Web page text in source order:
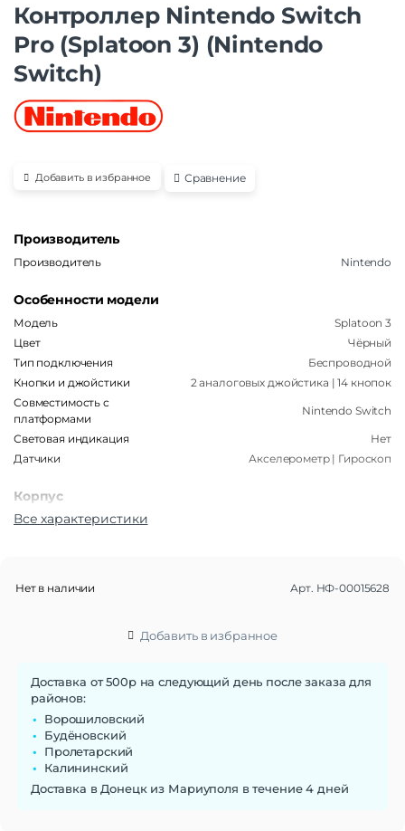
Контроллер Nintendo Switch
Pro (Splatoon 3) (Nintendo
Switch)
Добавить в избранное Сравнение
Производитель
Производитель Nintendo
Особенности модели
Модель
Splatoon 3
Цвет
Чёрный
Тип подключения
Беспроводной
Кнопки и джойстики
2 аналоговых джойстика | 14 кнопок
Совместимость с
платформами
Nintendo Switch
Световая индикация
Нет
Датчики
Акселерометр | Гироскоп
Корпус
Материал корпуса
Время заряда
3-4 ч
Время работы
Интерфейсы/разъемы
Тип разъема для зарядки
Все характеристики
Нет в наличии Арт. НФ-00015628
Добавить в избранное
Доставка от 500р на следующий день после заказа для
районов:
Ворошиловский
Будёновский
Пролетарский
Калининский
Доставка в Донецк из Мариуполя в течение 4 дней